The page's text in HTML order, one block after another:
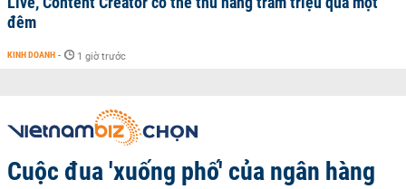
đêm
KINH DOANH - 1 giờ trước
Cuộc đua 'xuống phố' của ngân hàng